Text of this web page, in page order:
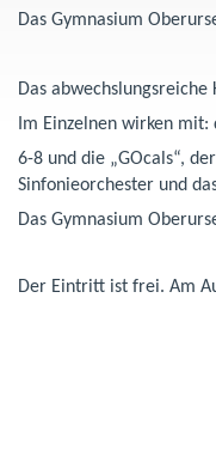
Das Gymnasium
Das
Im Einzelnen wirken mit:
6-8 und die „GOcals“,
Sinfonieorchester und
Das Gymnasium
Der Eintritt ist frei. Am